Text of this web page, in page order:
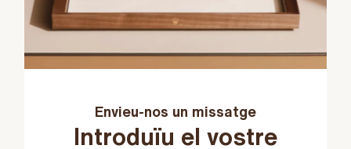
Envieu-nos un missatge
Introduïu el vostre